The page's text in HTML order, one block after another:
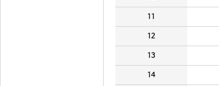
11
12
13
14